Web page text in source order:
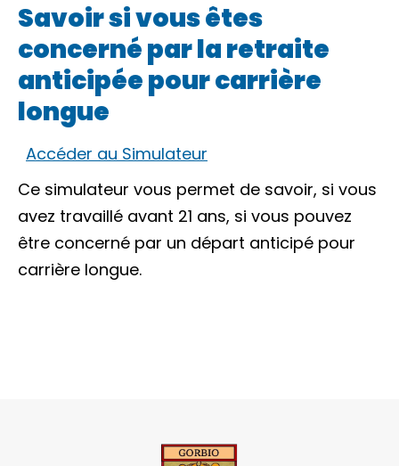
Savoir si vous êtes
concerné par la retraite
anticipée pour carrière
longue
Accéder au Simulateur
Ce simulateur vous permet de savoir, si vous
avez travaillé avant 21 ans, si vous pouvez
être concerné par un départ anticipé pour
carrière longue.